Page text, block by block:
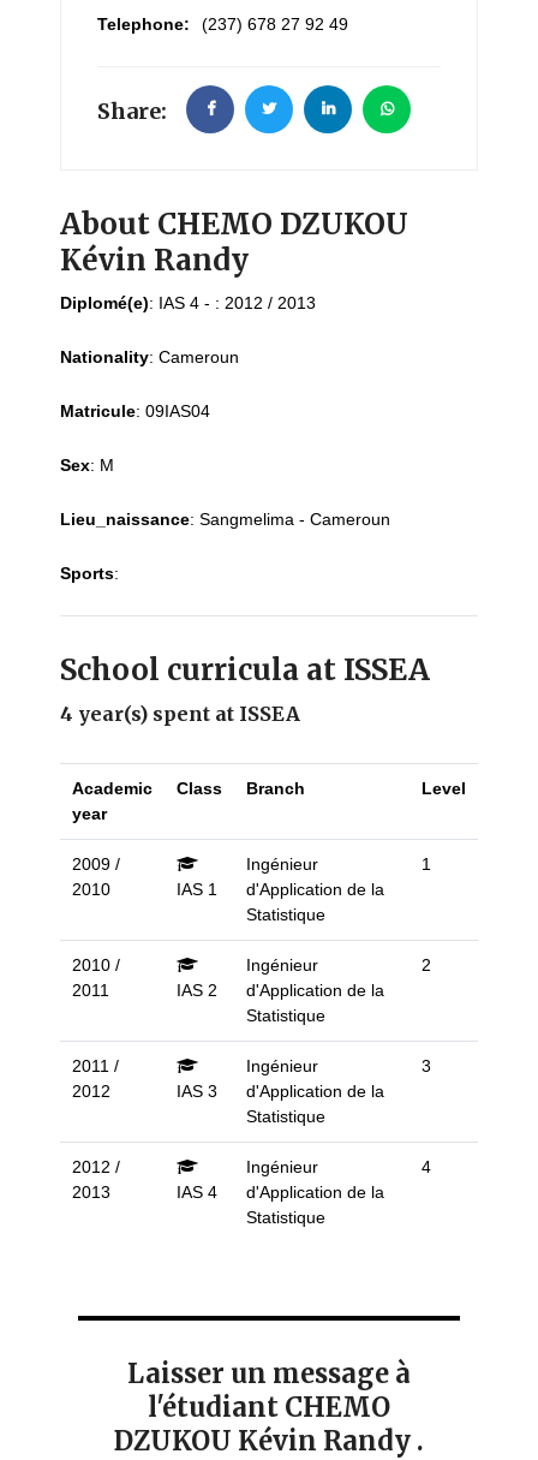
Telephone:
(237) 678 27 92 49
Share:
About CHEMO DZUKOU
Kévin Randy
Diplomé(e): IAS 4 - : 2012 / 2013
Nationality: Cameroun
Matricule: 09IAS04
Sex: M
Lieu_naissance: Sangmelima - Cameroun
Sports:
School curricula at ISSEA
4 year(s) spent at ISSEA
Academic
year
Class Branch Level
2009 /
2010
IAS 1
Ingénieur
d'Application de la
Statistique
1
2010 /
2011
IAS 2
Ingénieur
d'Application de la
Statistique
2
2011 /
2012
IAS 3
Ingénieur
d'Application de la
Statistique
3
2012 /
2013
IAS 4
Ingénieur
d'Application de la
Statistique
4
Laisser un message à
l'étudiant CHEMO
DZUKOU Kévin Randy .